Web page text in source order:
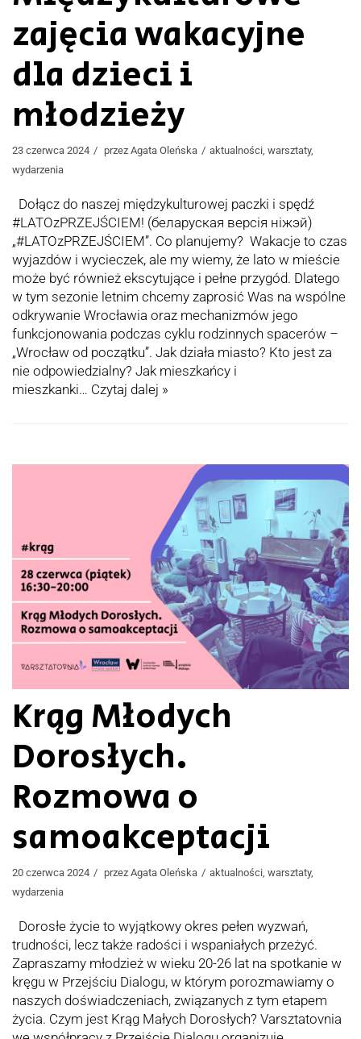
zajęcia wakacyjne
dla dzieci i
młodzieży
23 czerwca 2024 przez Agata Oleńska aktualności, warsztaty,
wydarzenia
Dołącz do naszej międzykulturowej paczki i spędź
#LATOzPRZEJŚCIEM! (беларуская версія ніжэй)
„#LATOzPRZEJŚCIEM”. Co planujemy? Wakacje to czas
wyjazdów i wycieczek, ale my wiemy, że lato w mieście
może być również ekscytujące i pełne przygód. Dlatego
w tym sezonie letnim chcemy zaprosić Was na wspólne
odkrywanie Wrocławia oraz mechanizmów jego
funkcjonowania podczas cyklu rodzinnych spacerów –
„Wrocław od początku”. Jak działa miasto? Kto jest za
nie odpowiedzialny? Jak mieszkańcy i
mieszkanki… Czytaj dalej »
Krąg Młodych
Dorosłych.
Rozmowa o
samoakceptacji
20 czerwca 2024 przez Agata Oleńska aktualności warsztaty,
wydarzenia
Dorosłe życie to wyjątkowy okres pełen wyzwań,
trudności, lecz także radości i wspaniałych przeżyć.
Zapraszamy młodzież w wieku 20-26 lat na spotkanie w
kręgu w Przejściu Dialogu, w którym porozmawiamy o
naszych doświadczeniach, związanych z tym etapem
życia. Czym jest Krąg Małych Dorosłych? Varsztatovnia